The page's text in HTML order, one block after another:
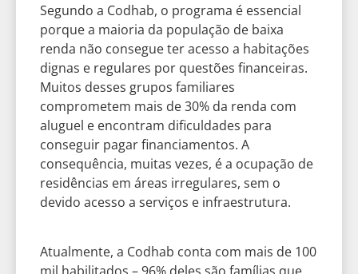
Segundo a Codhab, o programa é essencial
porque a maioria da população de baixa
renda não consegue ter acesso a habitações
dignas e regulares por questões financeiras.
Muitos desses grupos familiares
comprometem mais de 30% da renda com
aluguel e encontram dificuldades para
conseguir pagar financiamentos. A
consequência, muitas vezes, é a ocupação de
residências em áreas irregulares, sem o
devido acesso a serviços e infraestrutura.
Atualmente, a Codhab conta com mais de 100